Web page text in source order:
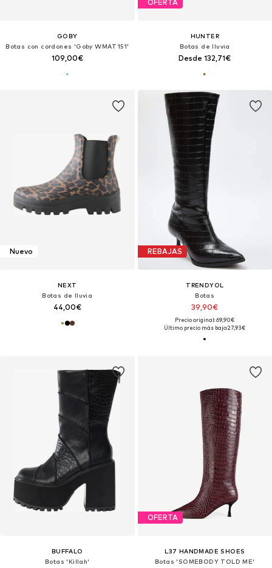
GOBY
Botas con cordones 'Goby WMAT151'
109,00€
OFERTA
HUNTER
Botas de lluvia
Desde 132,71€
Nuevo
NEXT
Botas de lluvia
44,00€
REBAJAS
TRENDYOL
Botas
39,90€
Precio original: 69,90€
Último precio más bajo:27,93€
BUFFALO
Botas 'Killah'
OFERTA
L37 HANDMADE SHOES
Botas 'SOMEBODY TOLD ME'